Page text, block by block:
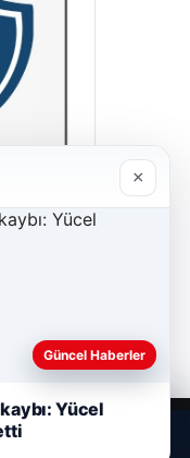
×
Güncel Haberler
Yücel